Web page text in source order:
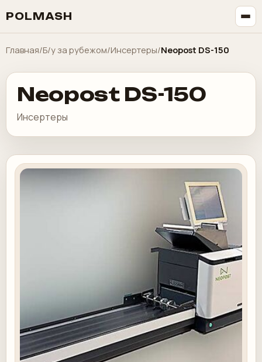
POLMASH
Главная/Б/у за рубежом/Инсертеры/Neopost DS-150
Neopost DS-150
Инсертеры